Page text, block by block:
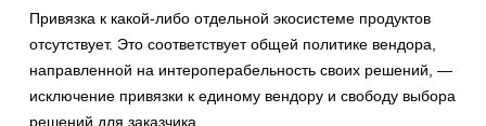
Привязка к какой-либо отдельной экосистеме продуктов
отсутствует. Это соответствует общей политике вендора,
направленной на интероперабельность своих решений, —
исключение привязки к единому вендору и свободу выбора
решений для заказчика.